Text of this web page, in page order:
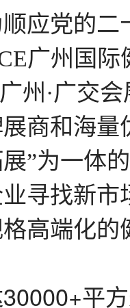
应党的二
广州国
州·广交
商和海
”为一体
寻找新
高端化的
30000+平